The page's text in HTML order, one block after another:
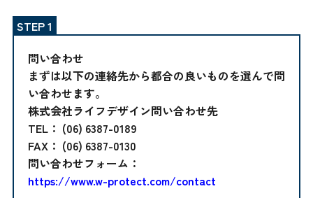
問い合わせ
まずは以下の連絡先から都合の良いものを選んで問
い合わせます。
株式会社ライフデザイン問い合わせ先
TEL： (06) 6387-0189
FAX： (06) 6387-0130
問い合わせフォーム：
https://www.w-protect.com/contact